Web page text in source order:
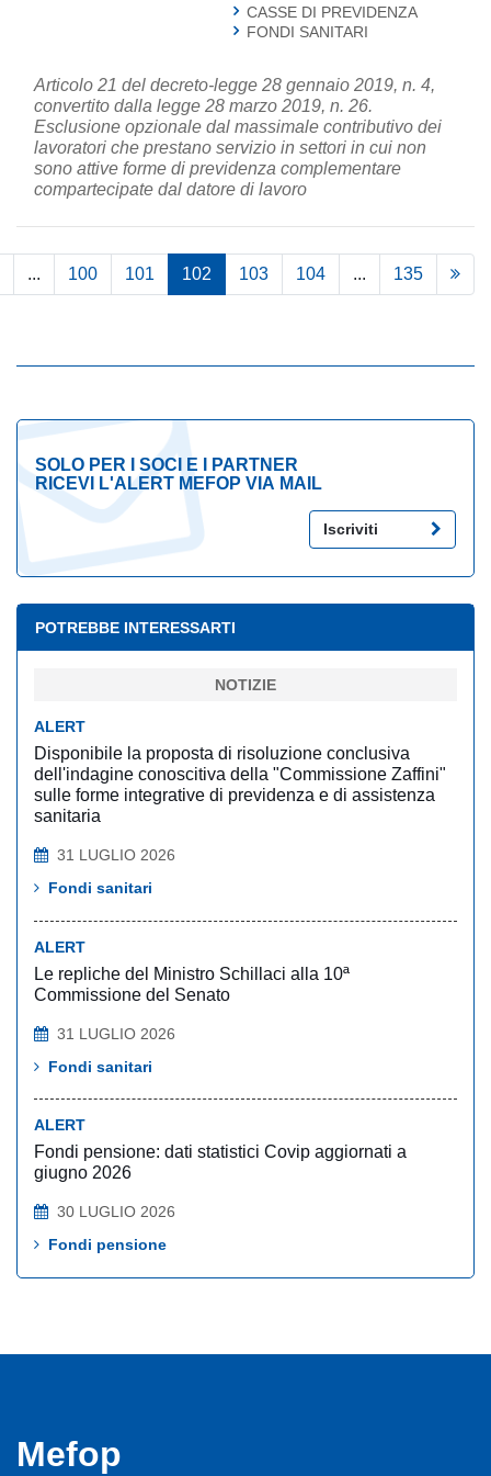
CASSE DI PREVIDENZA
FONDI SANITARI
Articolo 21 del decreto-legge 28 gennaio 2019, n. 4,
convertito dalla legge 28 marzo 2019, n. 26.
Esclusione opzionale dal massimale contributivo dei
lavoratori che prestano servizio in settori in cui non
sono attive forme di previdenza complementare
compartecipate dal datore di lavoro
... 100 101 102 103 104 ... 135
SOLO PER I SOCI E I PARTNER
RICEVI L'ALERT MEFOP VIA MAIL
Iscriviti
POTREBBE INTERESSARTI
NOTIZIE
ALERT
Disponibile la proposta di risoluzione conclusiva
dell'indagine conoscitiva della "Commissione Zaffini"
sulle forme integrative di previdenza e di assistenza
sanitaria
31 LUGLIO 2026
Fondi sanitari
ALERT
Le repliche del Ministro Schillaci alla 10ª
Commissione del Senato
31 LUGLIO 2026
Fondi sanitari
ALERT
Fondi pensione: dati statistici Covip aggiornati a
giugno 2026
30 LUGLIO 2026
Fondi pensione
Mefop